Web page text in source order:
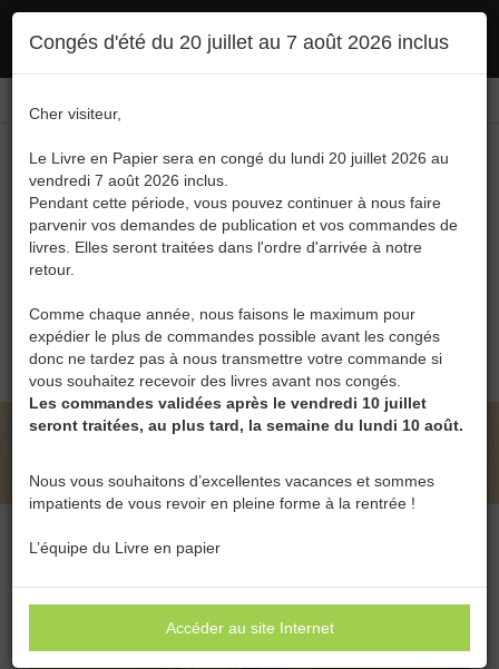
l'utilisation :politique en matière de confidentialité Accepter
Congés d'été du 20 juillet au 7 août 2026 inclus
Cher visiteur,
Le Livre en Papier sera en congé du lundi 20 juillet 2026 au
vendredi 7 août 2026 inclus.
Pendant cette période, vous pouvez continuer à nous faire
parvenir vos demandes de publication et vos commandes de
livres. Elles seront traitées dans l'ordre d'arrivée à notre
retour.
Comme chaque année, nous faisons le maximum pour
expédier le plus de commandes possible avant les congés
donc ne tardez pas à nous transmettre votre commande si
vous souhaitez recevoir des livres avant nos congés.
Les commandes validées après le vendredi 10 juillet
seront traitées, au plus tard, la semaine du lundi 10 août.
Nous vous souhaitons d’excellentes vacances et sommes
impatients de vous revoir en pleine forme à la rentrée !
L’équipe du Livre en papier
Accéder au site Internet
Menu
0
LE LIVRE EN PAPIER • UN MONDE D'ÉTERNITÉ
DE JEAN JOSSART